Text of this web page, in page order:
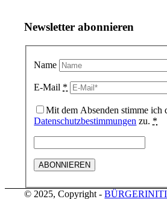
Newsletter abonnieren
Name
E-Mail *
Mit dem Absenden stimme ich
Datenschutzbestimmungen zu. *
© 2025, Copyright -